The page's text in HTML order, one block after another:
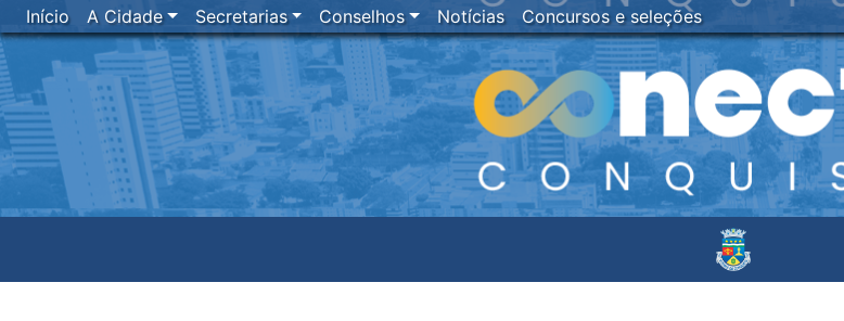
Início A Cidade Secretarias Conselhos Notícias Concursos e seleções